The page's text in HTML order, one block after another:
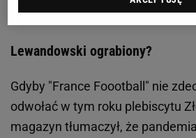
Lewandowski ograbiony?
Gdyby "France Foootball" nie
odwołać w tym roku plebiscytu
magazyn tłumaczył, że